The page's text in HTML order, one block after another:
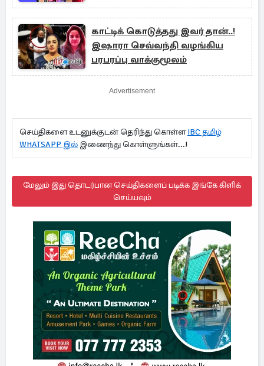
காட்டிக் கொடுத்தது இவர் தான்..!
இஷாரா செவ்வந்தி வழங்கிய
பரபரப்பு வாக்குமூலம்
Advertisement
செய்திகளை உடனுக்குடன் தெரிந்து கொள்ளIBC தமிழ்
WHATSAPP இல் இணைந்து கொள்ளுங்கள்...!
மேலும் இது தொடர்பான செய்திகளைப் படிக்க இங்கே கிளிக்
செய்யவும்